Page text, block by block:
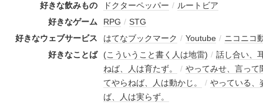
好きな飲みもの ドクターペッパー / ルートビア
好きなゲーム
RPG / STG
好きなウェブサービス
はてなブックマーク / Youtube / ニコニコ
好きなことば
(こういうこと書く人は地雷) / 話し合い、
ねば、人は育たず。
/ やってみせ、言って
てやらねば、人は動かじ。
/ やっている、
ば、人は実らず。